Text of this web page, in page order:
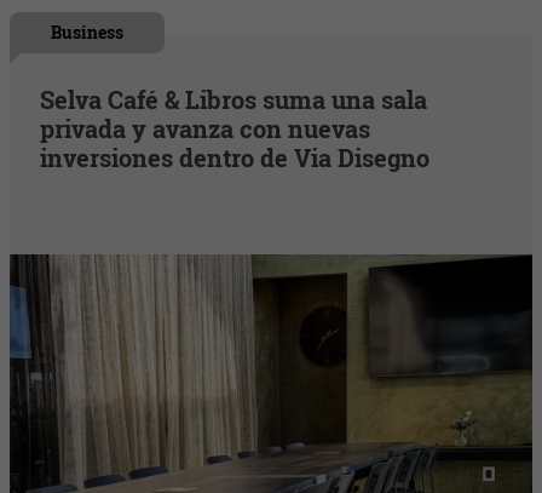
Business
Selva Café & Libros suma una sala
privada y avanza con nuevas
inversiones dentro de Via Disegno